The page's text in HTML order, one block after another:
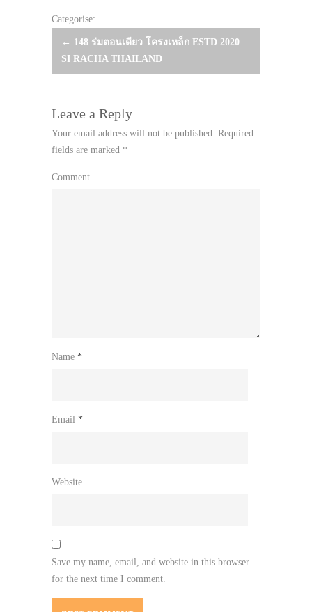
Categorise:
Post
navigation
← 148 ร่มตอนเดียว โครงเหล็ก ESTD 2020
SI RACHA THAILAND
Leave a Reply
Your email address will not be published. Required
fields are marked *
Comment
Name *
Email *
Website
Save my name, email, and website in this browser
for the next time I comment.